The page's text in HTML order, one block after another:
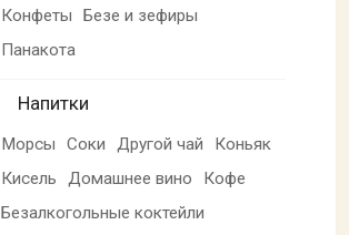
Конфеты
Безе и зефиры
Панакота
Напитки
Морсы Соки Другой чай
Коньяк
Кисель
Домашнее вино
Кофе
Безалкогольные коктейли